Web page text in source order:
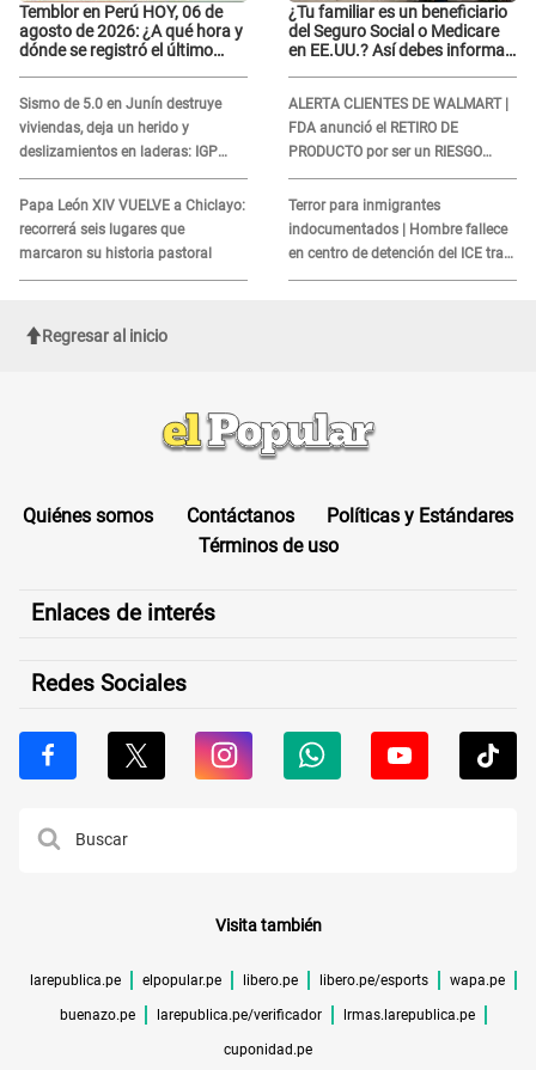
Temblor en Perú HOY, 06 de
agosto de 2026: ¿A qué hora y
dónde se registró el último
Sismo de 5.0 en Junín destruye
viviendas, deja un herido y
deslizamientos en laderas: IGP
alerta sobre posibles réplicas
Papa León XIV VUELVE a Chiclayo:
recorrerá seis lugares que
marcaron su historia pastoral
¿Tu familiar es un beneficiario
del Seguro Social o Medicare
en EE.UU.? Así debes informar
ALERTA CLIENTES DE WALMART |
FDA anunció el RETIRO DE
PRODUCTO por ser un RIESGO
MORTAL para consumidores: ¿Cuál
es?
Terror para inmigrantes
indocumentados | Hombre fallece
en centro de detención del ICE tras
sufrir una "emergencia médica"
Regresar al inicio
Quiénes somos Contáctanos
Políticas y Estándares
Términos de uso
Enlaces de interés
Redes Sociales
Visita también
larepublica.pe elpopular.pe libero.pe libero.pe/esports wapa.pe
buenazo.pe larepublica.pe/verificador lrmas.larepublica.pe
cuponidad.pe